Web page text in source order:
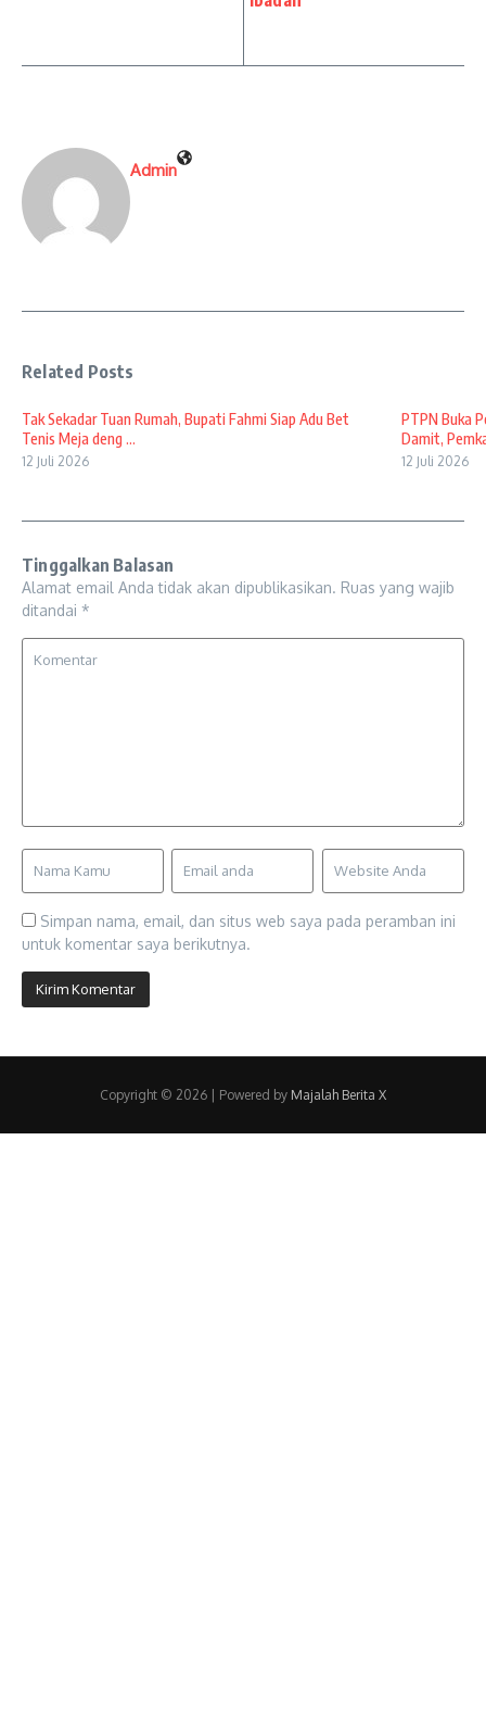
Admin
Related Posts
Tak Sekadar Tuan Rumah, Bupati Fahmi Siap Adu Bet
Tenis Meja deng ...
12 Juli 2026
PTPN Buka
Damit,
12 Juli 2026
Tinggalkan Balasan
Alamat email Anda tidak akan dipublikasikan. Ruas yang wajib
ditandai *
Simpan nama, email, dan situs web saya pada peramban ini
untuk komentar saya berikutnya.
Copyright © 2026 | Powered by Majalah Berita X